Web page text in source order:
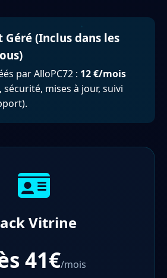
Géré (Inclus dans les
par AlloPC72 : 12 €/mois
mises à jour, suivi
Vitrine
41€/mois